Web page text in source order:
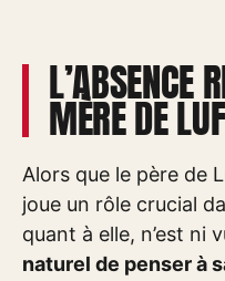
L’ABSENCE
MÈRE DE
Alors que le père de
joue un rôle crucial
quant à elle, n’est ni
naturel de penser à